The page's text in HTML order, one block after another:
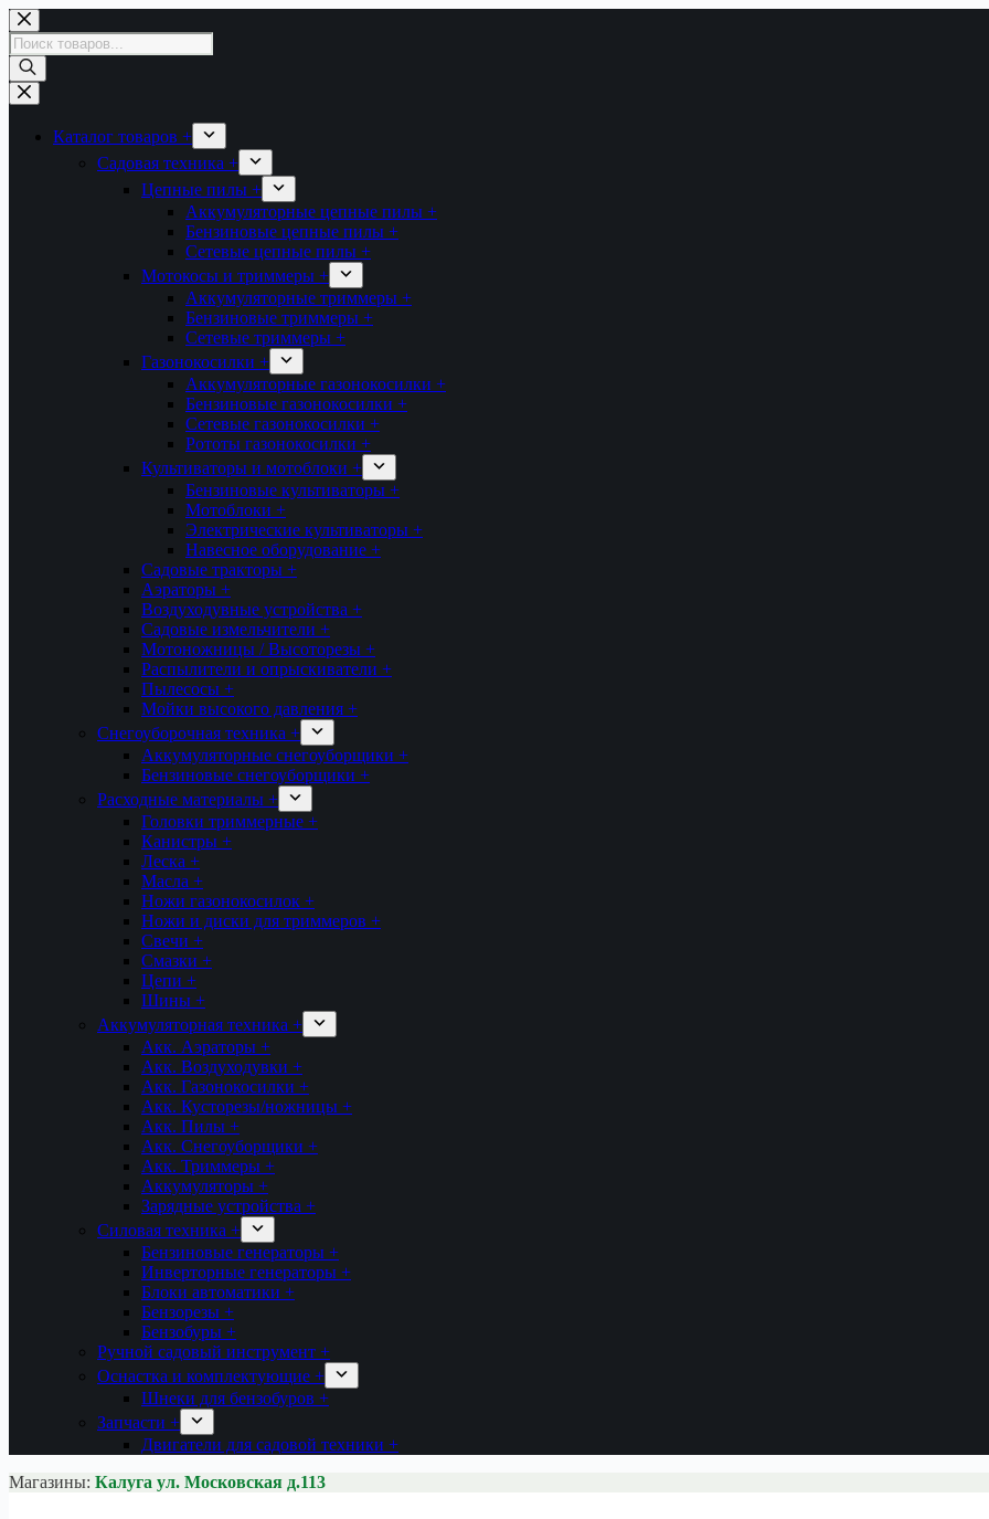
Перейти
к
сути
Поиск
товаров
Каталог товаров +
Садовая техника +
Цепные пилы +
Аккумуляторные цепные пилы +
Бензиновые цепные пилы +
Сетевые цепные пилы +
Мотокосы и триммеры +
Аккумуляторные триммеры +
Бензиновые триммеры +
Сетевые триммеры +
Газонокосилки +
Аккумуляторные газонокосилки +
Бензиновые газонокосилки +
Сетевые газонокосилки +
Рототы газонокосилки +
Культиваторы и мотоблоки +
Бензиновые культиваторы +
Мотоблоки +
Электрические культиваторы +
Навесное оборудование +
Садовые тракторы +
Аэраторы +
Воздуходувные устройства +
Садовые измельчители +
Мотоножницы / Высоторезы +
Распылители и опрыскиватели +
Пылесосы +
Мойки высокого давления +
Снегоуборочная техника +
Аккумуляторные снегоуборщики +
Бензиновые снегоуборщики +
Расходные материалы +
Головки триммерные +
Канистры +
Леска +
Масла +
Ножи газонокосилок +
Ножи и диски для триммеров +
Свечи +
Смазки +
Цепи +
Шины +
Аккумуляторная техника +
Акк. Аэраторы +
Акк. Воздуходувки +
Акк. Газонокосилки +
Акк. Кусторезы/ножницы +
Акк. Пилы +
Акк. Снегоуборщики +
Акк. Триммеры +
Аккумуляторы +
Зарядные устройства +
Силовая техника +
Бензиновые генераторы +
Инверторные генераторы +
Блоки автоматики +
Бензорезы +
Бензобуры +
Ручной садовый инструмент +
Оснастка и комплектующие +
Шнеки для бензобуров +
Запчасти +
Двигатели для садовой техники +
Магазины: Калуга ул. Московская д.113